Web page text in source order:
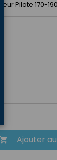
Pilote 170-
 Ajouter